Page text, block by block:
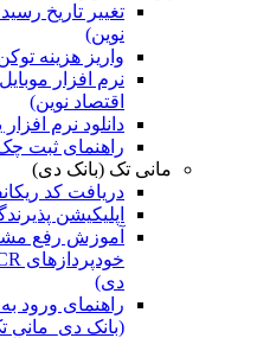
تغییر تاریخ
نوین)
واریز هزینه
نرم افزار
اقتصاد نوین)
دانلود نرم
راهنمای ثبت
مانی تک (بانک دی)
دریافت کد
اپلیکیشن
آموزش رفع
دی)
راهنمای ورود
(بانک دی_مانی